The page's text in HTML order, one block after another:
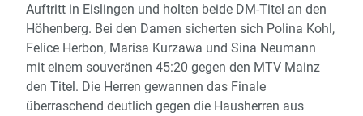
Auftritt in Eislingen und holten beide DM-Titel an den
Höhenberg. Bei den Damen sicherten sich Polina Kohl,
Felice Herbon, Marisa Kurzawa und Sina Neumann
mit einem souveränen 45:20 gegen den MTV Mainz
den Titel. Die Herren gewannen das Finale
überraschend deutlich gegen die Hausherren aus